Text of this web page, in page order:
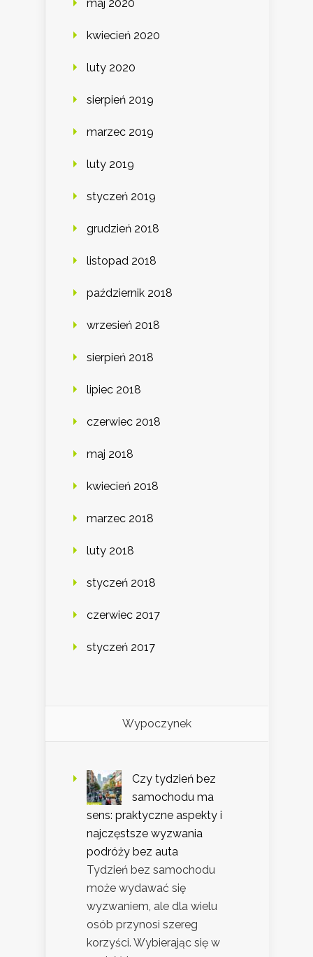
maj 2020
kwiecień 2020
luty 2020
sierpień 2019
marzec 2019
luty 2019
styczeń 2019
grudzień 2018
listopad 2018
październik 2018
wrzesień 2018
sierpień 2018
lipiec 2018
czerwiec 2018
maj 2018
kwiecień 2018
marzec 2018
luty 2018
styczeń 2018
czerwiec 2017
styczeń 2017
Wypoczynek
Czy tydzień bez
samochodu ma
sens: praktyczne aspekty i
najczęstsze wyzwania
podróży bez auta
Tydzień bez samochodu
może wydawać się
wyzwaniem, ale dla wielu
osób przynosi szereg
korzyści. Wybierając się w